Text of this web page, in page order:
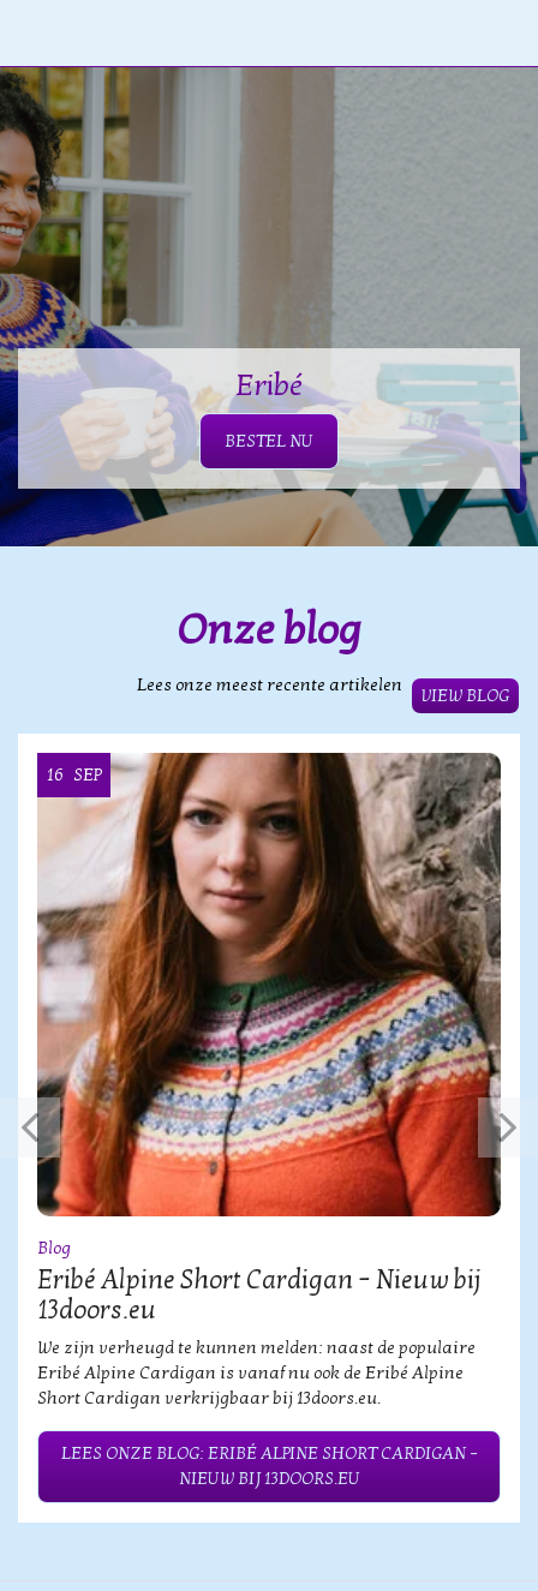
Eribé
BESTEL NU
Onze blog
Lees onze meest recente artikelen
VIEW BLOG
16 SEP
Blog
Eribé Alpine Short Cardigan – Nieuw bij
13doors.eu
We zijn verheugd te kunnen melden: naast de populaire
Eribé Alpine Cardigan is vanaf nu ook de Eribé Alpine
Short Cardigan verkrijgbaar bij 13doors.eu.
LEES ONZE BLOG: ERIBÉ ALPINE SHORT CARDIGAN –
NIEUW BIJ 13DOORS.EU